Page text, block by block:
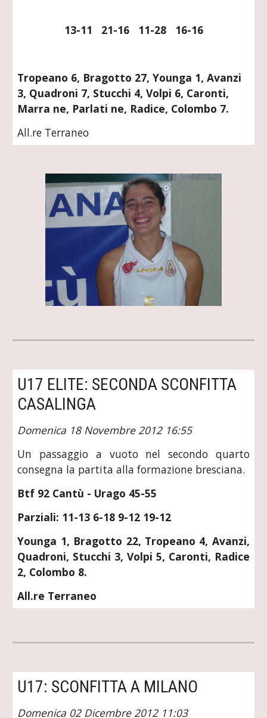
13-11   21-16   11-28   16-16
Tropeano 6, Bragotto 27, Younga 1, Avanzi
3, Quadroni 7, Stucchi 4, Volpi 6, Caronti,
Marra ne, Parlati ne, Radice, Colombo 7.
All.re Terraneo
U17 ELITE: SECONDA SCONFITTA
CASALINGA
Domenica 18 Novembre 2012 16:55
Un passaggio a vuoto nel secondo quarto
consegna la partita alla formazione bresciana.
Btf 92 Cantù - Urago 45-55
Parziali: 11-13 6-18 9-12 19-12
Younga 1, Bragotto 22, Tropeano 4, Avanzi,
Quadroni, Stucchi 3, Volpi 5, Caronti, Radice
2, Colombo 8.
All.re Terraneo
U17: SCONFITTA A MILANO
Domenica 02 Dicembre 2012 11:03